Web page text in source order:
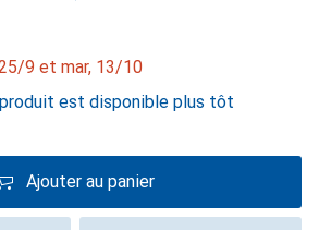
25/9 et mar, 13/10
est disponible plus tôt
Ajouter au panier